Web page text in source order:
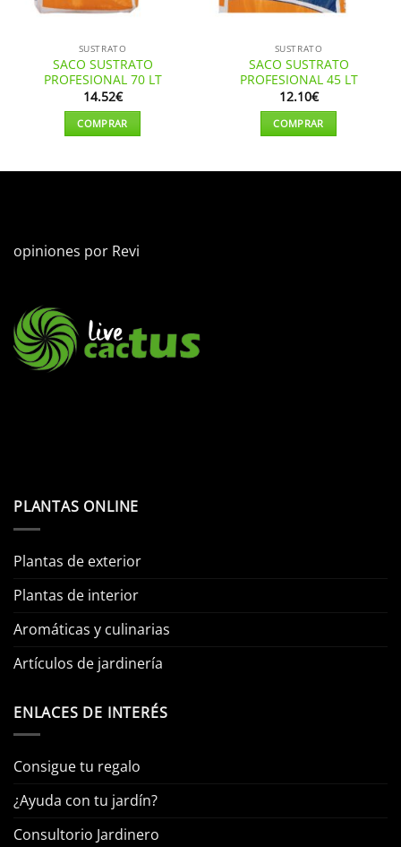
SUSTRATO
SACO SUSTRATO
PROFESIONAL 70 LT
14.52€
COMPRAR
SUSTRATO
SACO SUSTRATO
PROFESIONAL 45 LT
12.10€
COMPRAR
opiniones por Revi
PLANTAS ONLINE
Plantas de exterior
Plantas de interior
Aromáticas y culinarias
Artículos de jardinería
ENLACES DE INTERÉS
Consigue tu regalo
¿Ayuda con tu jardín?
Consultorio Jardinero